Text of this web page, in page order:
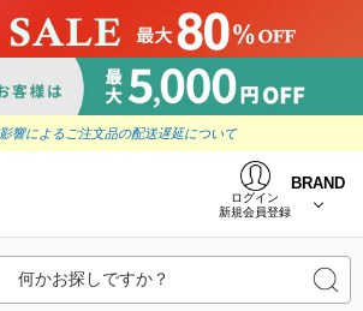
響によるご注文品の配送遅延について
ログイン
新規会員登録
BRAND
何かお探しですか？